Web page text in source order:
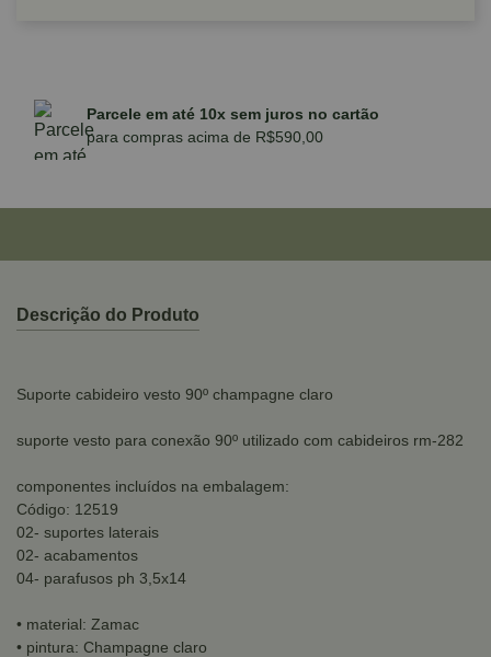
Parcele em até 10x sem juros no cartão
para compras acima de R$590,00
Descrição do Produto
Suporte cabideiro vesto 90º champagne claro
suporte vesto para conexão 90º utilizado com cabideiros rm-282
componentes incluídos na embalagem:
Código: 12519
02- suportes laterais
02- acabamentos
04- parafusos ph 3,5x14
• material: Zamac
• pintura: Champagne claro